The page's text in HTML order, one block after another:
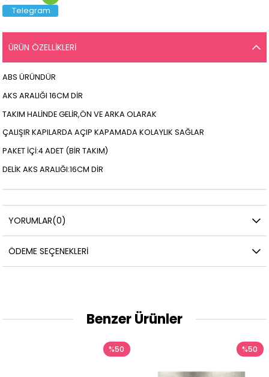
Telegram
ÜRÜN ÖZELLIKLERI
ABS ÜRÜNDÜR
AKS ARALIĞI 16CM DİR
TAKIM HALİNDE GELİR,ÖN VE ARKA OLARAK
ÇALIŞIR KAPILARDA AÇIP KAPAMADA KOLAYLIK SAĞLAR
PAKET İÇİ:4 ADET (BİR TAKIM)
DELİK AKS ARALIĞI:16CM DİR
YORUMLAR(0)
ÖDEME SEÇENEKLERI
Benzer Ürünler
%50 %50